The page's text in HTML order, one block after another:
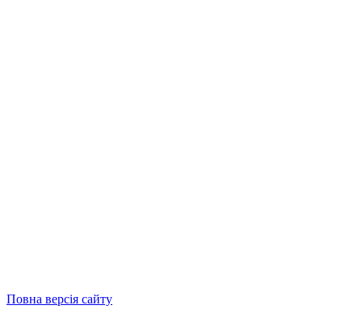
Повна версія сайту